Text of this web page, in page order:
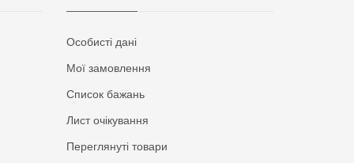
Особисті дані
Мої замовлення
Список бажань
Лист очікування
Переглянуті товари